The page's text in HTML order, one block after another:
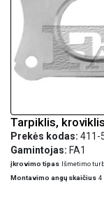
Tarpiklis, kroviklis
Prekės kodas: 411-
Gamintojas: FA1
įkrovimo tipas Išmetimo
Montavimo angų skaičius 4